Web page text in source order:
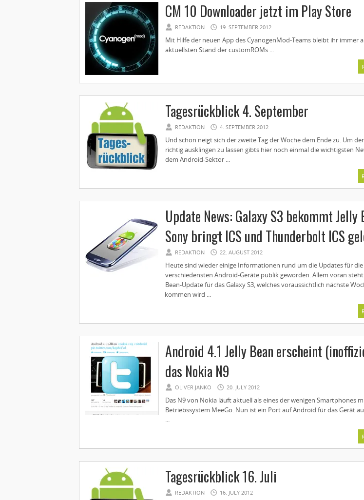
CM 10 Downloader jetzt im Play Store
REDAKTION 19. SEPTEMBER 2012
Mit Hilfe der neuen App des CyanogenMod-Teams bleibt ihr immer
aktuellsten Stand der customROMs ...
Tagesrückblick 4. September
REDAKTION 4. SEPTEMBER 2012
Und schon neigt sich der zweite Tag der Woche dem Ende zu. Um
richtig ausklingen zu lassen gibts hier noch einmal die wichtigsten
dem Android-Sektor ...
Update News: Galaxy S3 bekommt Jelly
Sony bringt ICS und Thunderbolt ICS
REDAKTION 22. AUGUST 2012
Heute sind wieder einige Informationen rund um die Updates für die
verschiedensten Android-Geräte publik geworden. Allem voran steht
Bean-Update für das Galaxy S3, welches voraussichtlich nächste
kommen wird ...
Android 4.1 Jelly Bean erscheint
das Nokia N9
OLIVER JANKO 20. JULY 2012
Das N9 von Nokia läuft aktuell als eines der wenigen Smartphones
Betriebssystem MeeGo. Nun ist ein Port auf Android für das Gerät
...
Tagesrückblick 16. Juli
REDAKTION 16. JULY 2012